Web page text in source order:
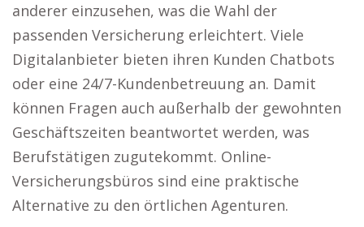
anderer einzusehen, was die Wahl der
passenden Versicherung erleichtert. Viele
Digitalanbieter bieten ihren Kunden Chatbots
oder eine 24/7-Kundenbetreuung an. Damit
können Fragen auch außerhalb der gewohnten
Geschäftszeiten beantwortet werden, was
Berufstätigen zugutekommt. Online-
Versicherungsbüros sind eine praktische
Alternative zu den örtlichen Agenturen.